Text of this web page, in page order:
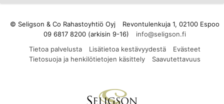
© Seligson & Co Rahastoyhtiö Oyj
Revontulenkuja 1, 02100 Espoo
09 6817 8200 (arkisin 9-16)
Tietoa palvelusta
Lisätietoa kestävyydestä
Evästeet
Tietosuoja ja henkilötietojen käsittely
Saavutettavuus